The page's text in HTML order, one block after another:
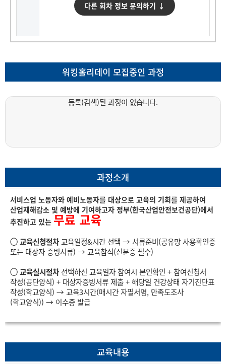
다른 회차 정보 문의하기 ↓
워킹홀리데이 모집중인 과정
등록(검색)된 과정이 없습니다.
과정소개
서비스업 노동자와 예비노동자를 대상으로 교육의 기회를 제공하여
산업재해감소 및 예방에 기여하고자 정부(한국산업안전보건공단)에서
추진하고 있는 무료 교육
◯교육신청절차교육일정&시간 선택 → 서류준비(공유망 사용확인증
또는 대상자 증빙서류) → 교육참석(신분증 필수)
◯교육실시절차선택하신 교육일자 참여시 본인확인 + 참여신청서
작성(공단양식) + 대상자증빙서류 제출 + 해당일 건강상태 자기진단표
작성(학교양식) → 교육3시간(매시간 자필서명, 만족도조사
(학교양식)) → 이수증 발급
교육내용